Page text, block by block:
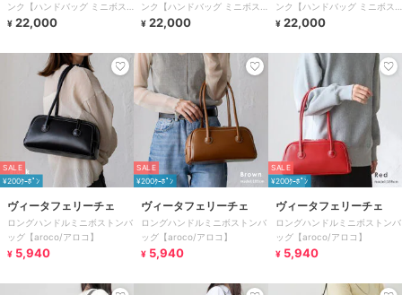
ンク【ハンドバッグ ミニボス
トン】AGILITY
¥ 22,000
ンク【ハンドバッグ ミニボス
トン】AGILITY
¥ 22,000
ンク【ハンドバッグ ミニボス
トン】AGILITY
¥ 22,000
SALE
¥200ｸｰﾎﾟﾝ
ヴィータフェリーチェ
ロングハンドルミニボストンバ
ッグ【aroco/アロコ】
¥ 5,940
SALE
¥200ｸｰﾎﾟﾝ
ヴィータフェリーチェ
ロングハンドルミニボストンバ
ッグ【aroco/アロコ】
¥ 5,940
SALE
¥200ｸｰﾎﾟﾝ
ヴィータフェリーチェ
ロングハンドルミニボストンバ
ッグ【aroco/アロコ】
¥ 5,940